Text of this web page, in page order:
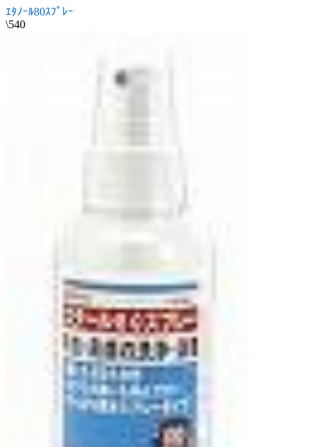
ｴﾀﾉｰﾙ80ｽﾌﾟﾚｰ
\540